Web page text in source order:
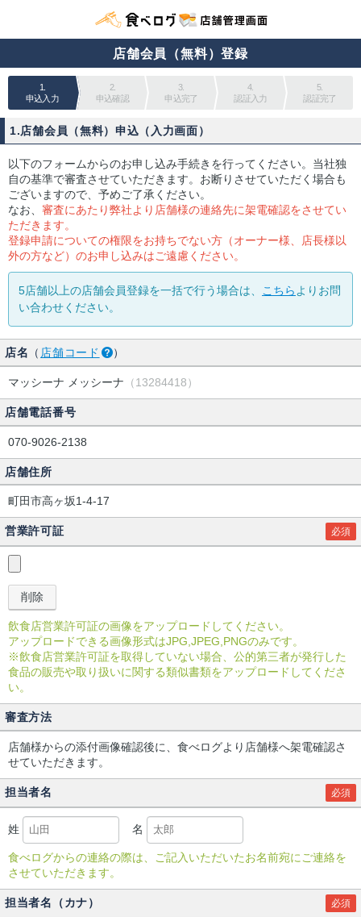
店舗会員（無料）登録
1.
申込入力
2.
申込確認
3.
申込完了
4.
認証入力
5.
認証完了
1.店舗会員（無料）申込（入力画面）
以下のフォームからのお申し込み手続きを行ってください。当社独
自の基準で審査させていただきます。お断りさせていただく場合も
ございますので、予めご了承ください。
なお、 審査にあたり弊社より店舗様の連絡先に架電確認をさせてい
ただきます。
登録申請についての権限をお持ちでない方（オーナー様、店長様以
外の方など）のお申し込みはご遠慮ください。
5店舗以上の店舗会員登録を一括で行う場合は、 こちら よりお問
い合わせください。
店名 （ 店舗コード ）
マッシーナ メッシーナ （13284418）
店舗電話番号
070-9026-2138
店舗住所
町田市高ヶ坂1-4-17
営業許可証 必須
飲食店営業許可証の画像をアップロードしてください。
アップロードできる画像形式はJPG,JPEG,PNGのみです。
※飲食店営業許可証を取得していない場合、公的第三者が発行した
食品の販売や取り扱いに関する類似書類をアップロードしてくださ
い。
審査方法
店舗様からの添付画像確認後に、食べログより店舗様へ架電確認さ
せていただきます。
担当者名 必須
姓 名
食べログからの連絡の際は、ご記入いただいたお名前宛にご連絡を
させていただきます。
担当者名（カナ） 必須